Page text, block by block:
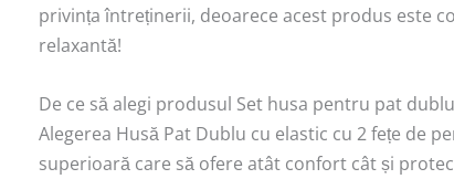
privința întreținerii, deoarece acest produs este
relaxantă!
De ce să alegi produsul Set husa pentru pat
Alegerea Husă Pat Dublu cu elastic cu 2 fețe de
superioară care să ofere atât confort cât și